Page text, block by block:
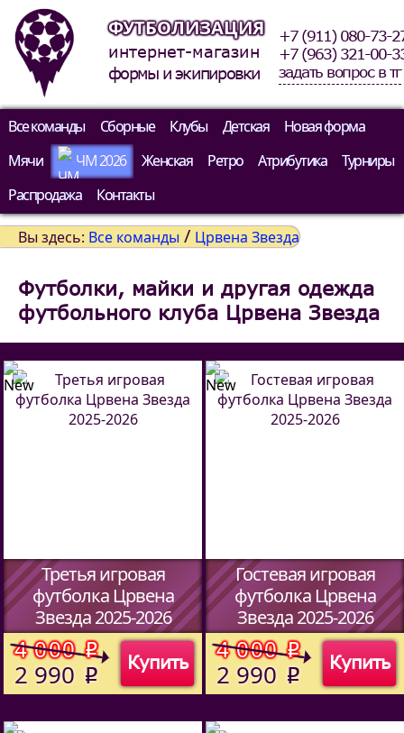
ФУТБОЛИЗАЦИЯ
интернет-магазин
формы и экипировки
+7 (911) 080-73-
+7 (963) 321-00-
задать вопрос в тг
Все команды Сборные Клубы Детская
Новая форма
Мячи
ЧМ 2026 Женская Ретро Атрибутика
Турниры
Распродажа
Контакты
Вы здесь: Все команды / Црвена Звезда
Футболки, майки и другая одежда
футбольного клуба Црвена Звезда
Третья игровая
футболка Црвена
Звезда 2025-2026
(Код:70121 )
Купить
4 000o
2 990 o
Гостевая игровая
футболка Црвена
Звезда 2025-2026
(Код:70121 )
Купить
4 000o
2 990 o